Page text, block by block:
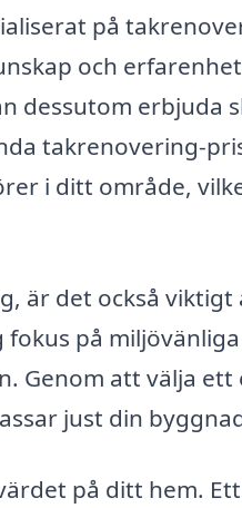
på
och
dessutom erbjuda
takrenovering-
i ditt område,
är det också
på
Genom att välja
just din
på ditt hem.